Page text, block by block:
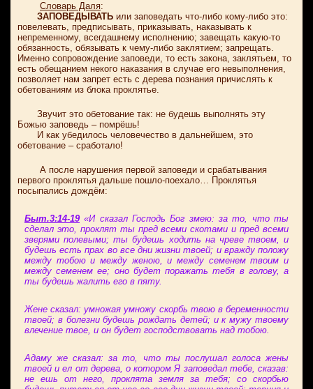
Словарь Даля:
ЗАПОВЕДЫВАТЬ или заповедать что-либо кому-либо это:
повелевать, предписывать, приказывать, наказывать к
непременному, всегдашнему исполнению; завещать какую-то
обязанность, обязывать к чему-либо заклятием; запрещать.
Именно сопровождение заповеди, то есть закона, заклятьем, то
есть обещанием некого наказания в случае его невыполнения,
позволяет нам запрет есть с дерева познания причислять к
обетованиям из блока проклятье.
Звучит это обетование так: не будешь выполнять эту
Божью заповедь – помрёшь!
И как убедилось человечество в дальнейшем, это
обетование – сработало!
А после нарушения первой заповеди и срабатывания
первого проклятья дальше пошло-поехало… Проклятья
посыпались дождём:
Быт.3:14-19«И сказал Господь Бог змею: за то, что ты
сделал это, проклят ты пред всеми скотами и пред всеми
зверями полевыми; ты будешь ходить на чреве твоем, и
будешь есть прах во все дни жизни твоей; и вражду положу
между тобою и между женою, и между семенем твоим и
между семенем ее; оно будет поражать тебя в голову, а
ты будешь жалить его в пяту.
Жене сказал: умножая умножу скорбь твою в беременности
твоей; в болезни будешь рождать детей; и к мужу твоему
влечение твое, и он будет господствовать над тобою.
Адаму же сказал: за то, что ты послушал голоса жены
твоей и ел от дерева, о котором Я заповедал тебе, сказав:
не ешь от него, проклята земля за тебя; со скорбью